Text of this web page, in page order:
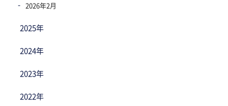
2026年2月
2025年
2024年
2023年
2022年